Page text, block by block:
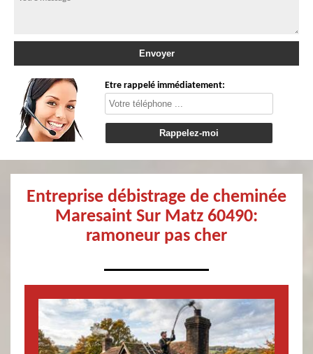
Etre rappelé immédiatement:
Entreprise débistrage de cheminée
Maresaint Sur Matz 60490:
ramoneur pas cher